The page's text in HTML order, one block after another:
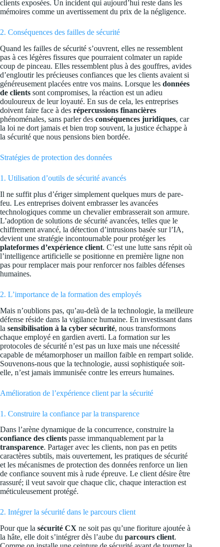
clients exposées. Un incident qui aujourd’hui reste dans les
mémoires comme un avertissement du prix de la négligence.
2. Conséquences des failles de sécurité
Quand les failles de sécurité s’ouvrent, elles ne ressemblent
pas à ces légères fissures que pourraient colmater un rapide
coup de pinceau. Elles ressemblent plus à des gouffres, avides
d’engloutir les précieuses confiances que les clients avaient si
généreusement placées entre vos mains. Lorsque les données
de clients sont compromises, la réaction est un adieu
douloureux de leur loyauté. En sus de cela, les entreprises
doivent faire face à des répercussions financières
phénoménales, sans parler des conséquences juridiques, car
la loi ne dort jamais et bien trop souvent, la justice échappe à
la sécurité que nous pensions bien bordée.
Stratégies de protection des données
1. Utilisation d’outils de sécurité avancés
Il ne suffit plus d’ériger simplement quelques murs de pare-
feu. Les entreprises doivent embrasser les avancées
technologiques comme un chevalier embrasserait son armure.
L’adoption de solutions de sécurité avancées, telles que le
chiffrement avancé, la détection d’intrusions basée sur l’IA,
devient une stratégie incontournable pour protéger les
plateformes d’expérience client. C’est une lutte sans répit où
l’intelligence artificielle se positionne en première ligne non
pas pour remplacer mais pour renforcer nos faibles défenses
humaines.
2. L’importance de la formation des employés
Mais n’oublions pas, qu’au-delà de la technologie, la meilleure
défense réside dans la vigilance humaine. En investissant dans
la sensibilisation à la cyber sécurité, nous transformons
chaque employé en gardien averti. La formation sur les
protocoles de sécurité n’est pas un luxe mais une nécessité
capable de métamorphoser un maillon faible en rempart solide.
Souvenons-nous que la technologie, aussi sophistiquée soit-
elle, n’est jamais immunisée contre les erreurs humaines.
Amélioration de l’expérience client par la sécurité
1. Construire la confiance par la transparence
Dans l’arène dynamique de la concurrence, construire la
confiance des clients passe immanquablement par la
transparence. Partager avec les clients, non pas en petits
caractères subtils, mais ouvertement, les pratiques de sécurité
et les mécanismes de protection des données renforce un lien
de confiance souvent mis à rude épreuve. Le client désire être
rassuré; il veut savoir que chaque clic, chaque interaction est
méticuleusement protégé.
2. Intégrer la sécurité dans le parcours client
Pour que la sécurité CX ne soit pas qu’une fioriture ajoutée à
la hâte, elle doit s’intégrer dès l’aube du parcours client.